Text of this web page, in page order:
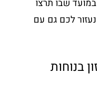
שבו תרצו
לכם גם עם
בנוחות